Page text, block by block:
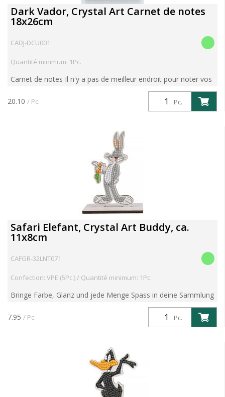
Dark Vador, Crystal Art Carnet de notes
18x26cm
CADJ-DCU001
Quantité minimum: 1Pc.
Carnet de notes Il n'y a pas de meilleur endroit pour noter vos
pensées et vos idées que dans un carnet Crystal Art étincelant.
Ce beau paquet coloré contient : Carnet de...
Pc.
20.10 / Pc.
Safari Elefant, Crystal Art Buddy, ca.
11x8cm
CAFGR-32LNT071
Confection: VPE (5Pc.) / Quantité minimum: 1Pc.
Bringe Farbe, Glanz und jede Menge Spass in deine Sammlung
mit der Serie 6 der beliebten Crystal Art Buddies Kits! Diese
preisgekrönten DIY-Figuren kombinieren nostalgisc...
Pc.
7.95 / Pc.